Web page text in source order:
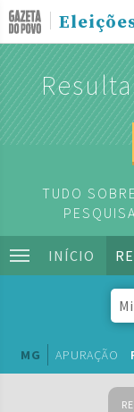
TUDO
INÍCIO
MG APURAÇÃO